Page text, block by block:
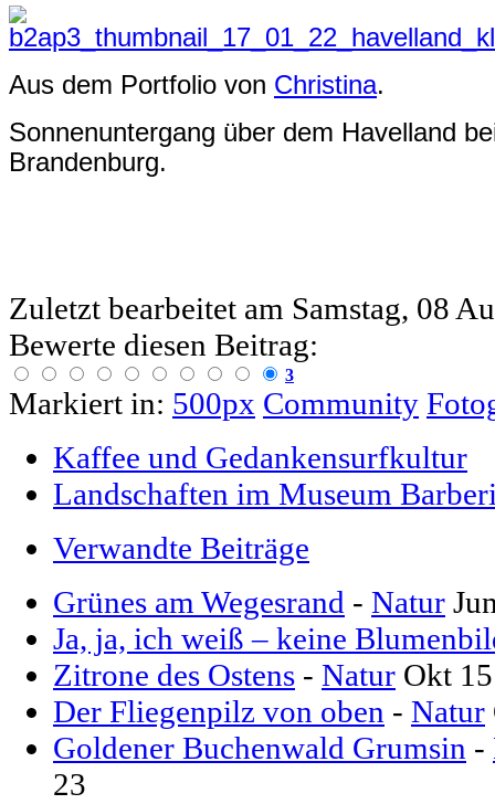
Aus dem Portfolio von Christina.
Sonnenuntergang über dem Havelland
Brandenburg.
Zuletzt bearbeitet am Samstag, 08
Bewerte diesen Beitrag:
3
Markiert in: 500px Community
Kaffee und Gedankensurfkultur
Landschaften im Museum
Verwandte Beiträge
Grünes am Wegesrand - Natur
Ja, ja, ich weiß – keine
Zitrone des Ostens - Natur Okt 15
Der Fliegenpilz von oben - Natur
Goldener Buchenwald Grumsin -
23